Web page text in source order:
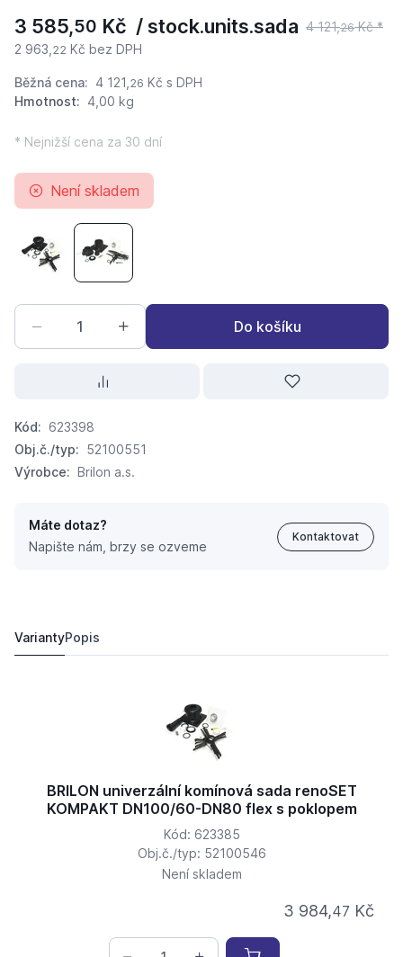
3 585,50 Kč / stock.units.sada 4 121,26Kč *
2 963, 22 Kč bez DPH
Běžná cena: 4 121, 26 Kč s DPH
Hmotnost: 4,00 kg
* Nejnižší cena za 30 dní
Není skladem
BRILON univerzální komínová sada renoSET KOMPAKT
BRILON univerzální komínová sada renoSET
Do košíku
Kód: 623398
Obj.č./typ: 52100551
Výrobce: Brilon a.s.
Máte dotaz?
Napište nám, brzy se ozveme
Kontaktovat
VariantyPopis
BRILON univerzální komínová sada renoSET
KOMPAKT DN100/60-DN80 flex s poklopem
Kód: 623385
Obj.č./typ: 52100546
Není skladem
3 984,47 Kč